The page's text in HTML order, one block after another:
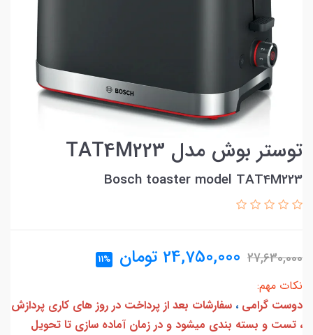
توستر بوش مدل TAT4M223
Bosch toaster model TAT4M223
27,630,000
24,750,000 تومان 11%
نکات مهم:
دوست گرامی ، سفارشات بعد از پرداخت در روز های کاری پردازش
، تست و بسته بندی میشود و در زمان آماده سازی تا تحویل